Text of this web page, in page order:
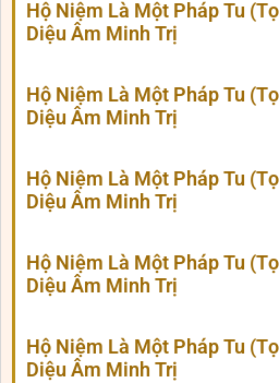
Hộ Niệm Là Một Pháp Tu
Diệu Âm Minh Trị
Hộ Niệm Là Một Pháp Tu
Diệu Âm Minh Trị
Hộ Niệm Là Một Pháp Tu
Diệu Âm Minh Trị
Hộ Niệm Là Một Pháp Tu
Diệu Âm Minh Trị
Hộ Niệm Là Một Pháp Tu
Diệu Âm Minh Trị